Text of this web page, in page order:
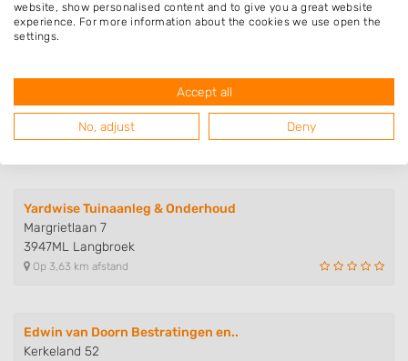
Op 3,49 km afstand
Margrietlaan 15
3947ML Langbroek
Op 3,61 km afstand
Yardwise Tuinaanleg & Onderhoud
Margrietlaan 7
3947ML Langbroek
Op 3,63 km afstand
Edwin van Doorn Bestratingen en..
Kerkeland 52
website, show personalised content and to give you a great website
experience. For more information about the cookies we use open the
settings.
Accept all
No, adjust Deny